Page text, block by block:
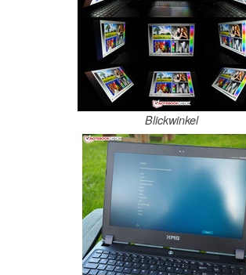
Blickwinkel